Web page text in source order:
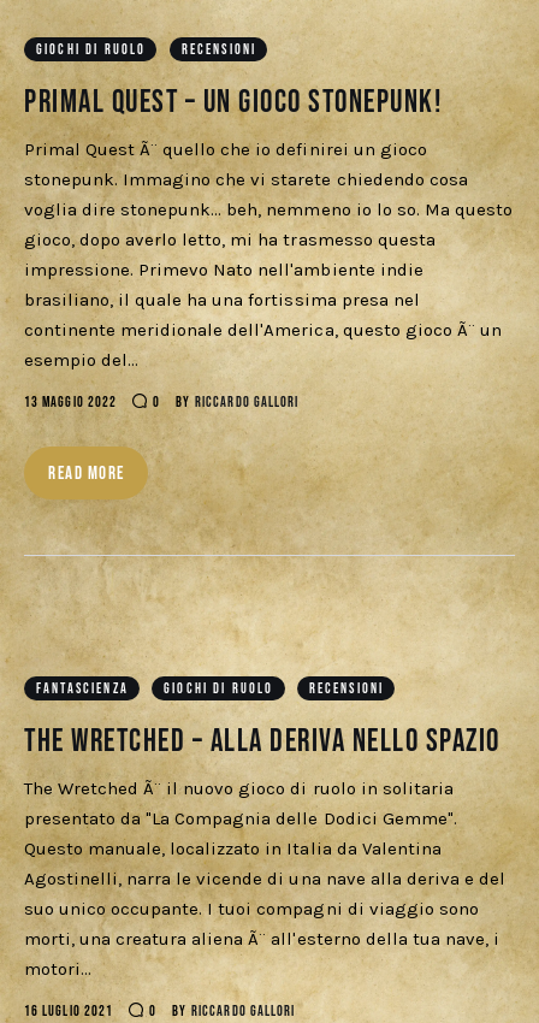
GIOCHI DI RUOLO RECENSIONI
Primal Quest – Un gioco Stonepunk!
Primal Quest Ã¨ quello che io definirei un gioco
stonepunk. Immagino che vi starete chiedendo cosa
voglia dire stonepunk... beh, nemmeno io lo so. Ma questo
gioco, dopo averlo letto, mi ha trasmesso questa
impressione. Primevo Nato nell'ambiente indie
brasiliano, il quale ha una fortissima presa nel
continente meridionale dell'America, questo gioco Ã¨ un
esempio del…
13 MAGGIO 2022 0 BY RICCARDO GALLORI
READ MORE
FANTASCIENZA GIOCHI DI RUOLO RECENSIONI
The Wretched – Alla deriva nello spazio
The Wretched Ã¨ il nuovo gioco di ruolo in solitaria
presentato da "La Compagnia delle Dodici Gemme".
Questo manuale, localizzato in Italia da Valentina
Agostinelli, narra le vicende di una nave alla deriva e del
suo unico occupante. I tuoi compagni di viaggio sono
morti, una creatura aliena Ã¨ all'esterno della tua nave, i
motori…
16 LUGLIO 2021 0 BY RICCARDO GALLORI